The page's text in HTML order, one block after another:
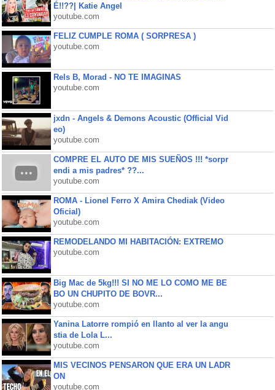
É!!??| Katie Angel
youtube.com
FELIZ CUMPLE ROMA ( SORPRESA )
youtube.com
Rels B, Morad - NO TE IMAGINAS
youtube.com
jxdn - Angels & Demons Acoustic (Official Vid
eo)
youtube.com
COMPRE EL AUTO DE MIS SUEÑOS !!! *sorpr
endi a mis padres* ??...
youtube.com
ROMA - Lionel Ferro X Amira Chediak (Video
Oficial)
youtube.com
REMODELANDO MI HABITACIÓN: EXTREMO
youtube.com
Big Mac de 5kg!!! SI NO ME LO COMO ME BE
BO UN CHUPITO DE BOVR...
youtube.com
Yanina Latorre rompió en llanto al ver la angu
stia de Lola L...
youtube.com
MIS VECINOS PENSARON QUE ERA UN LADR
ON
youtube.com